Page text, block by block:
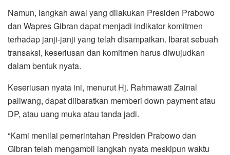
Namun, langkah awal yang dilakukan Presiden Prabowo
dan Wapres Gibran dapat menjadi indikator komitmen
terhadap janji-janji yang telah disampaikan. Ibarat sebuah
transaksi, keseriusan dan komitmen harus diwujudkan
dalam bentuk nyata.
Keseriusan nyata ini, menurut Hj. Rahmawati Zainal
paliwang, dapat diibaratkan memberi down payment atau
DP, atau uang muka atau tanda jadi.
“Kami menilai pemerintahan Presiden Prabowo dan
Gibran telah mengambil langkah nyata meskipun waktu